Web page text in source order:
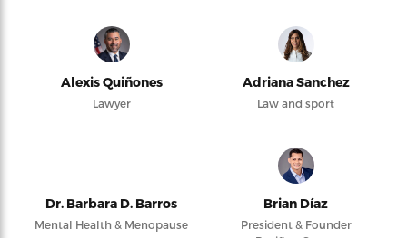
Alexis Quiñones
Lawyer
Adriana Sanchez
Law and sport
Dr. Barbara D. Barros
Mental Health & Menopause
Brian Díaz
President & Founder